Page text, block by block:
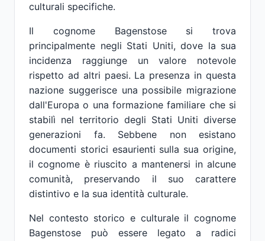
culturali specifiche.
Il cognome Bagenstose si trova
principalmente negli Stati Uniti, dove la sua
incidenza raggiunge un valore notevole
rispetto ad altri paesi. La presenza in questa
nazione suggerisce una possibile migrazione
dall'Europa o una formazione familiare che si
stabilì nel territorio degli Stati Uniti diverse
generazioni fa. Sebbene non esistano
documenti storici esaurienti sulla sua origine,
il cognome è riuscito a mantenersi in alcune
comunità, preservando il suo carattere
distintivo e la sua identità culturale.
Nel contesto storico e culturale il cognome
Bagenstose può essere legato a radici